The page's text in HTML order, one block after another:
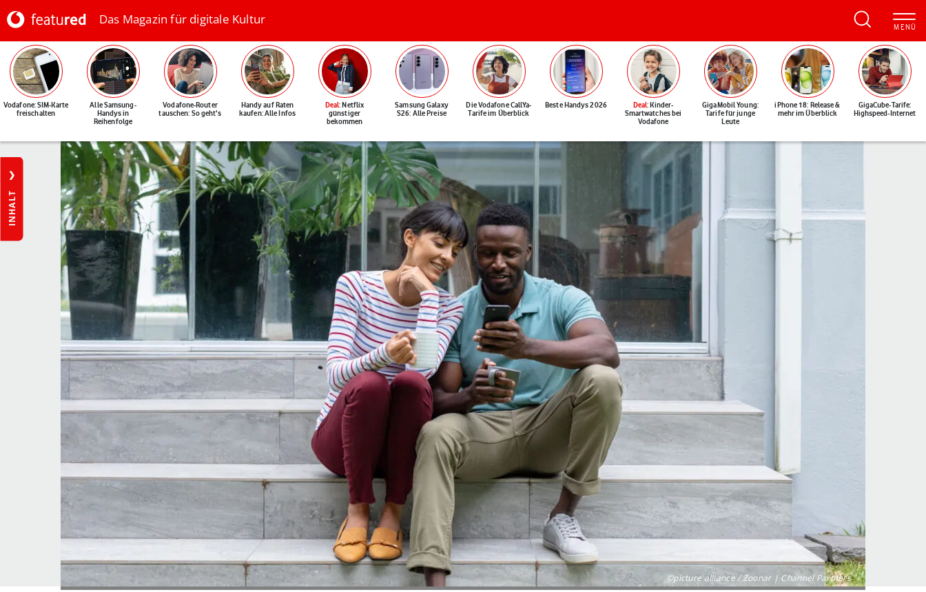
Das Magazin für digitale Kultur
Vodafone: SIM-Karte
freischalten
Alle Samsung-
Handys in
Reihenfolge
Vodafone-Router
tauschen: So geht's
Handy auf Raten
kaufen: Alle Infos
Deal: Netflix
günstiger
bekommen
Samsung Galaxy
S26: Alle Preise
Die Vodafone CallYa-
Tarife im Überblick
Beste Handys 2026 Deal: Kinder-
Smartwatches bei
Vodafone
GigaMobil Young:
Tarife für junge
Leute
iPhone 18: Release &
mehr im Überblick
GigaCube-Tarife:
Highspeed-Internet
INHALT
©picture alliance / Zoonar | Channel Partners